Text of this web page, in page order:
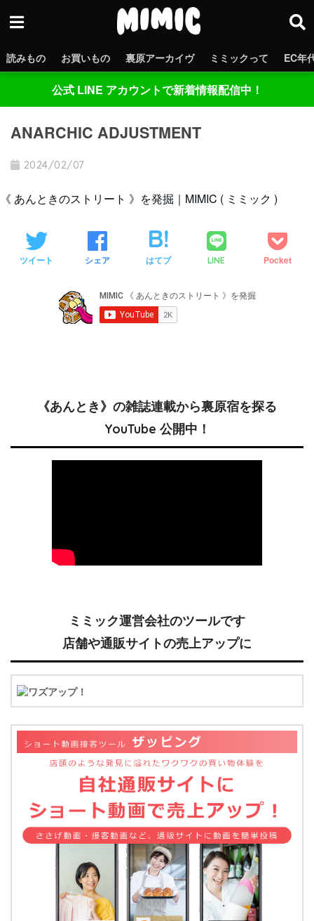
読みもの お買いもの 裏原アーカイヴ ミミックって EC年
公式 LINE アカウントで新着情報配信中！
ANARCHIC ADJUSTMENT
2024/02/07
《 あんときのストリート 》を発掘｜MIMIC ( ミミック )
ツイート シェア はてブ LINE Pocket
《あんとき》の雑誌連載から裏原宿を探る
YouTube 公開中！
ミミック運営会社のツールです
店舗や通販サイトの売上アップに